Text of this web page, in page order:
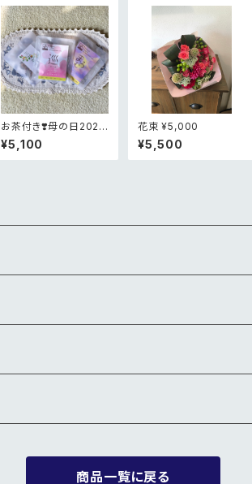
お茶付き❣️母の日2026
限定メルシーピンクアレ
ンジメント
¥5,100
花束 ¥5,000
¥5,500
商品一覧に戻る